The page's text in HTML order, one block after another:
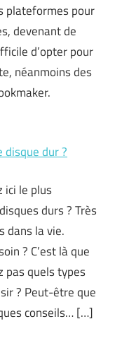
plateformes pour
devenant de
d’opter pour
néanmoins des
dur ?
ici le plus
durs ? Très
dans la vie.
? C’est là que
pas quels types
? Peut-être que
conseils… […]